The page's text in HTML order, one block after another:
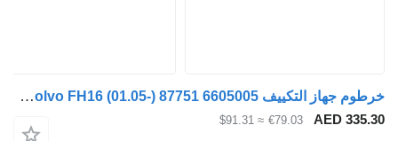
خرطوم جهاز التكييف Volvo FH16 (01.05-) 87751 6605005 لـ السيارات القاطرة Volvo FH12, FH16, NH12, FH, VNL780 (1993-2014)
AED
€79.03
≈ $91.31